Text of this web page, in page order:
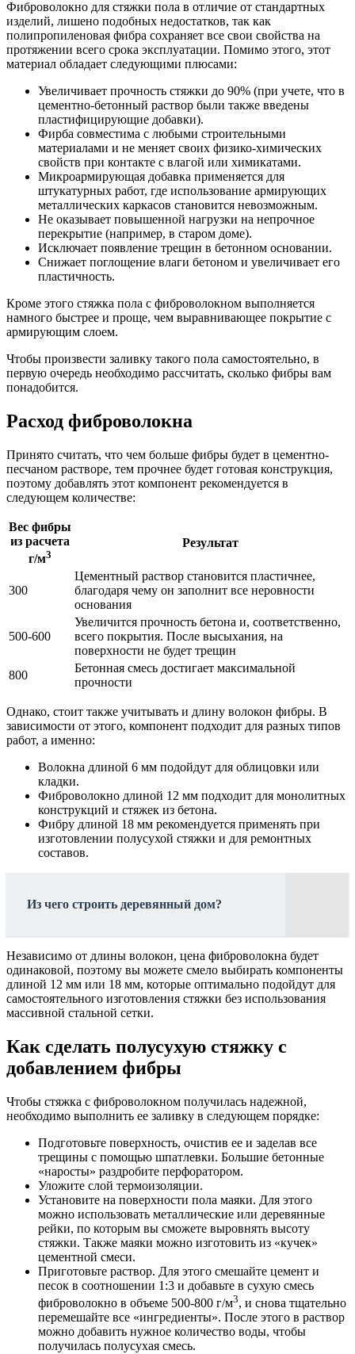
Фиброволокно для стяжки пола в отличие от стандартных
изделий, лишено подобных недостатков, так как
полипропиленовая фибра сохраняет все свои свойства на
протяжении всего срока эксплуатации. Помимо этого, этот
материал обладает следующими плюсами:
Увеличивает прочность стяжки до 90% (при учете, что в
цементно-бетонный раствор были также введены
пластифицирующие добавки).
Фирба совместима с любыми строительными
материалами и не меняет своих физико-химических
свойств при контакте с влагой или химикатами.
Микроармирующая добавка применяется для
штукатурных работ, где использование армирующих
металлических каркасов становится невозможным.
Не оказывает повышенной нагрузки на непрочное
перекрытие (например, в старом доме).
Исключает появление трещин в бетонном основании.
Снижает поглощение влаги бетоном и увеличивает его
пластичность.
Кроме этого стяжка пола с фиброволокном выполняется
намного быстрее и проще, чем выравнивающее покрытие с
армирующим слоем.
Чтобы произвести заливку такого пола самостоятельно, в
первую очередь необходимо рассчитать, сколько фибры вам
понадобится.
Расход фиброволокна
Принято считать, что чем больше фибры будет в цементно-
песчаном растворе, тем прочнее будет готовая конструкция,
поэтому добавлять этот компонент рекомендуется в
следующем количестве:
Вес фибры
из расчета
г/м3
Результат
300
Цементный раствор становится пластичнее,
благодаря чему он заполнит все неровности
основания
500-600
Увеличится прочность бетона и, соответственно,
всего покрытия. После высыхания, на
поверхности не будет трещин
800
Бетонная смесь достигает максимальной
прочности
Однако, стоит также учитывать и длину волокон фибры. В
зависимости от этого, компонент подходит для разных типов
работ, а именно:
Волокна длиной 6 мм подойдут для облицовки или
кладки.
Фиброволокно длиной 12 мм подходит для монолитных
конструкций и стяжек из бетона.
Фибру длиной 18 мм рекомендуется применять при
изготовлении полусухой стяжки и для ремонтных
составов.
Из чего строить деревянный дом?
Независимо от длины волокон, цена фиброволокна будет
одинаковой, поэтому вы можете смело выбирать компоненты
длиной 12 мм или 18 мм, которые оптимально подойдут для
самостоятельного изготовления стяжки без использования
массивной стальной сетки.
Как сделать полусухую стяжку с
добавлением фибры
Чтобы стяжка с фиброволокном получилась надежной,
необходимо выполнить ее заливку в следующем порядке:
Подготовьте поверхность, очистив ее и заделав все
трещины с помощью шпатлевки. Большие бетонные
«наросты» раздробите перфоратором.
Уложите слой термоизоляции.
Установите на поверхности пола маяки. Для этого
можно использовать металлические или деревянные
рейки, по которым вы сможете выровнять высоту
стяжки. Также маяки можно изготовить из «кучек»
цементной смеси.
Приготовьте раствор. Для этого смешайте цемент и
песок в соотношении 1:3 и добавьте в сухую смесь
фиброволокно в объеме 500-800 г/м3, и снова тщательно
перемешайте все «ингредиенты». После этого в раствор
можно добавить нужное количество воды, чтобы
получилась полусухая смесь.